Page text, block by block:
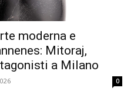
moderna e
Mitoraj,
a Milano
0